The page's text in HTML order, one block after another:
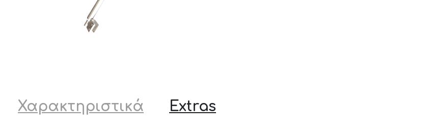
Χαρακτηριστικά Extras